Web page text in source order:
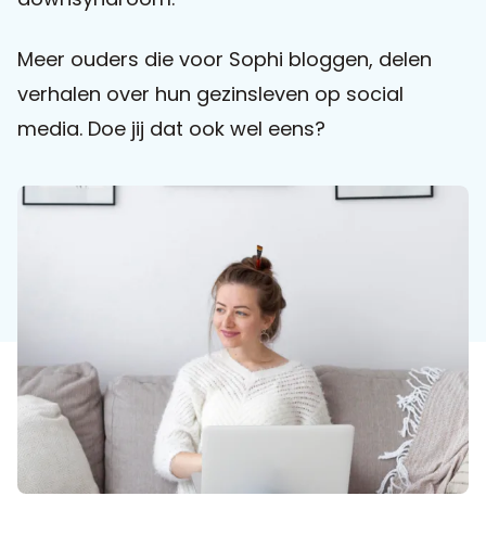
Meer ouders die voor Sophi bloggen, delen
verhalen over hun gezinsleven op social
media. Doe jij dat ook wel eens?